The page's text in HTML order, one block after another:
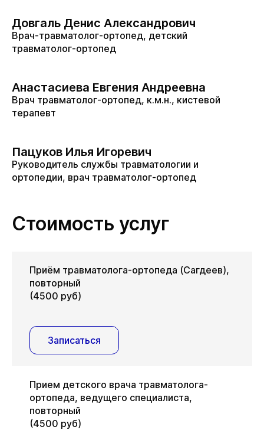
Довгаль Денис Александрович
Врач-травматолог-ортопед, детский
травматолог-ортопед
Анастасиева Евгения Андреевна
Врач травматолог-ортопед, к.м.н., кистевой
терапевт
Пацуков Илья Игоревич
Руководитель службы травматологии и
ортопедии, врач травматолог-ортопед
Стоимость услуг
Приём травматолога-ортопеда (Сагдеев),
повторный
(4500 руб)
Записаться
Прием детского врача травматолога-
ортопеда, ведущего специалиста,
повторный
(4500 руб)